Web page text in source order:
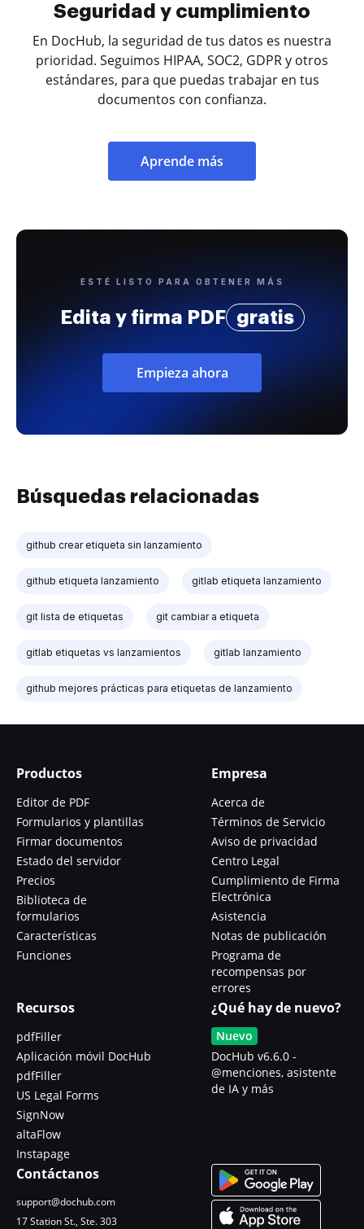
Seguridad y cumplimiento
En DocHub, la seguridad de tus datos es nuestra
prioridad. Seguimos HIPAA, SOC2, GDPR y otros
estándares, para que puedas trabajar en tus
documentos con confianza.
Aprende más
ESTÉ LISTO PARA OBTENER MÁS
Edita y firma PDF gratis
Empieza ahora
Búsquedas relacionadas
github crear etiqueta sin lanzamiento
github etiqueta lanzamiento gitlab etiqueta lanzamiento
git lista de etiquetas git cambiar a etiqueta
gitlab etiquetas vs lanzamientos gitlab lanzamiento
github mejores prácticas para etiquetas de lanzamiento
Productos
Editor de PDF
Formularios y plantillas
Firmar documentos
Estado del servidor
Precios
Biblioteca de
formularios
Características
Funciones
Empresa
Acerca de
Términos de Servicio
Aviso de privacidad
Centro Legal
Cumplimiento de Firma
Electrónica
Asistencia
Notas de publicación
Programa de
recompensas por
errores
Recursos
pdfFiller
Aplicación móvil DocHub
pdfFiller
US Legal Forms
SignNow
altaFlow
Instapage
¿Qué hay de nuevo?
Nuevo
DocHub v6.6.0 -
@menciones, asistente
de IA y más
Contáctanos
support@dochub.com
17 Station St., Ste. 303